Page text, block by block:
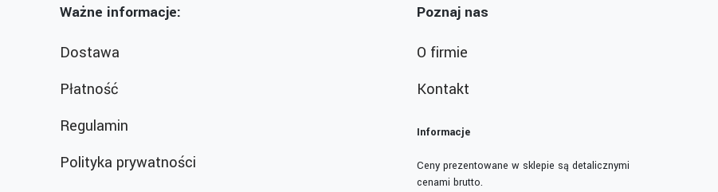
Ważne informacje:
Dostawa
Płatność
Regulamin
Polityka prywatności
Poznaj nas
O firmie
Kontakt
Informacje
Ceny prezentowane w sklepie są detalicznymi
cenami brutto.